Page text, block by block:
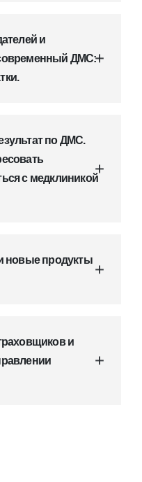
и
ДМС:
по ДМС.
с медклиникой
новые продукты
и